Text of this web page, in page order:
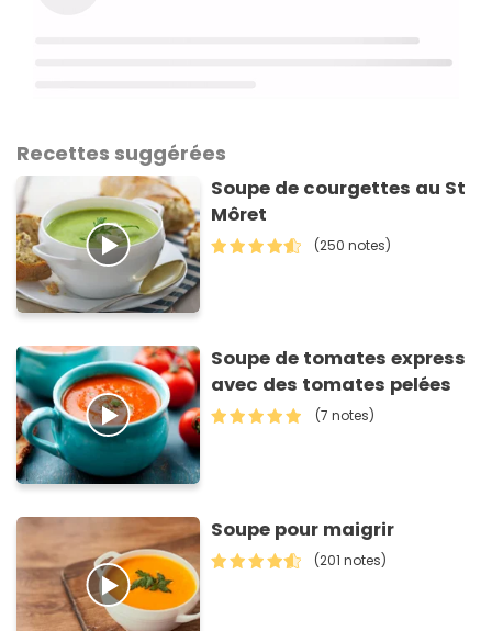
Recettes suggérées
Soupe de courgettes au St
Môret
(250 notes)
Soupe de tomates express
avec des tomates pelées
(7 notes)
Soupe pour maigrir
(201 notes)